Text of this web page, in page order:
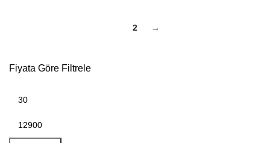
Fiyata Göre Filtrele
2 →